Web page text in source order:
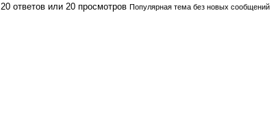
Популярная тема без новых сообщений